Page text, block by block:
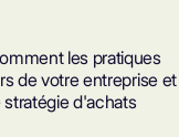
les pratiques
de votre entreprise et
stratégie d'achats